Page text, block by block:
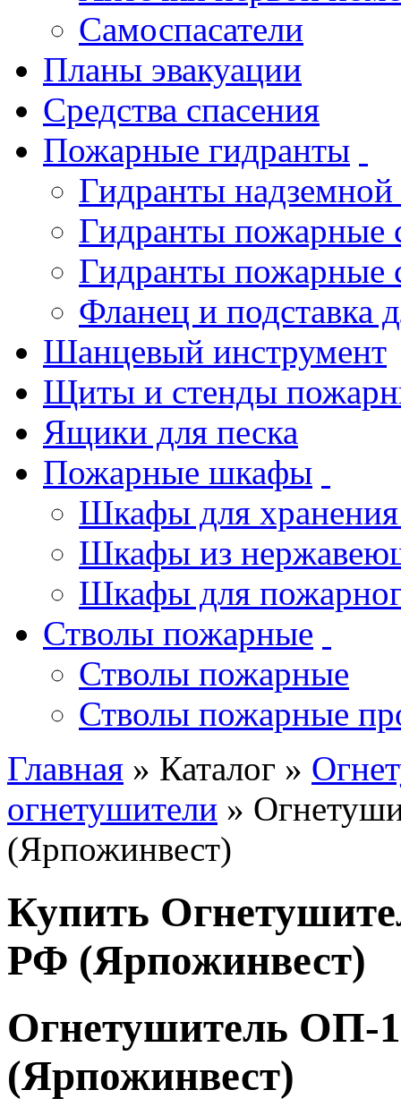
Самоспасатели
Планы эвакуации
Средства спасения
Пожарные гидранты
Гидранты
Гидранты пожарные
Гидранты пожарные
Фланец и подставка
Шанцевый инструмент
Щиты и стенды
Ящики для песка
Пожарные шкафы
Шкафы для хранения
Шкафы из
Шкафы для
Стволы пожарные
Стволы пожарные
Стволы пожарные
Главная » Каталог »
огнетушители »
(Ярпожинвест)
Купить
РФ (Ярпожинвест)
Огнетушитель
(Ярпожинвест)